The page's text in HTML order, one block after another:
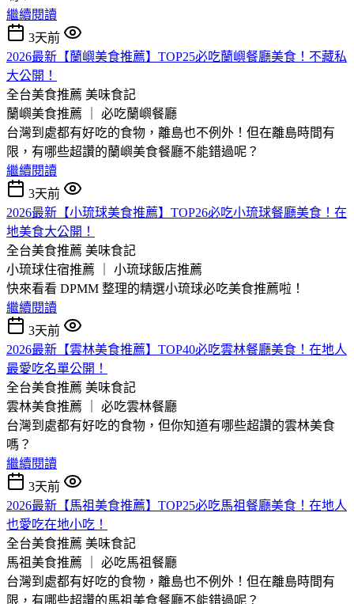
繼續閱讀
3天前
2026最新【蘭嶼美食推薦】TOP25必吃蘭嶼餐廳美食！不藏私
大公開！
全台美食推薦 美味食記
蘭嶼美食推薦 ｜ 必吃蘭嶼餐廳
台灣到處都有好吃的食物，離島也不例外！但在離島時間有
限，有哪些超讚的蘭嶼美食餐廳不能錯過呢？
繼續閱讀
3天前
2026最新【小琉球美食推薦】TOP26必吃小琉球餐廳美食！在
地美食大公開！
全台美食推薦 美味食記
小琉球住宿推薦 ｜ 小琉球飯店推薦
快來看看 DPMM 整理的精選小琉球必吃美食推薦啦！
繼續閱讀
3天前
2026最新【雲林美食推薦】TOP40必吃雲林餐廳美食！在地人
最愛吃名單公開！
全台美食推薦 美味食記
雲林美食推薦 ｜ 必吃雲林餐廳
台灣到處都有好吃的食物，但你知道有哪些超讚的雲林美食
嗎？
繼續閱讀
3天前
2026最新【馬祖美食推薦】TOP25必吃馬祖餐廳美食！在地人
也愛吃在地小吃！
全台美食推薦 美味食記
馬祖美食推薦 ｜ 必吃馬祖餐廳
台灣到處都有好吃的食物，離島也不例外！但在離島時間有
限，有哪些超讚的馬祖美食餐廳不能錯過呢？